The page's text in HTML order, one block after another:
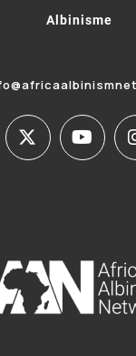
Albinisme